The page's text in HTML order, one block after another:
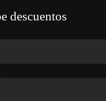
descuentos